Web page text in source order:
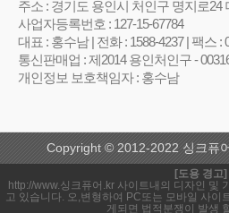
주소 : 경기도 용인시 처인구 명지로24
사업자등록번호 : 127-15-67784
대표 : 홍수남 | 전화 : 1588-4237 | 팩스 :
통신판매업 : 제2014 용인처인구 -
개인정보 보호책임자 : 홍수남
Copyright © 2012-2022 싱크퓨
[도용 경고]
http://www.싱크퓨어.kr 사이트내의 디자인 및
고 있습니다. 오,변형하여 PC또는 모바일 사이
게되면 법적분쟁이 발생